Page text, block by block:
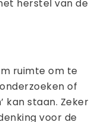
herstel van de
ruimte om te
of
kan staan. Zeker
voor de